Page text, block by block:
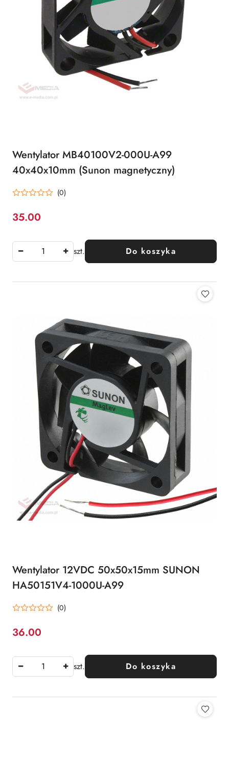
Wentylator MB40100V2-000U-A99
40x40x10mm (Sunon magnetyczny)
(0)
Cena:
35.00
szt. Do koszyka
Wentylator 12VDC 50x50x15mm SUNON
HA50151V4-1000U-A99
(0)
Cena:
36.00
szt. Do koszyka